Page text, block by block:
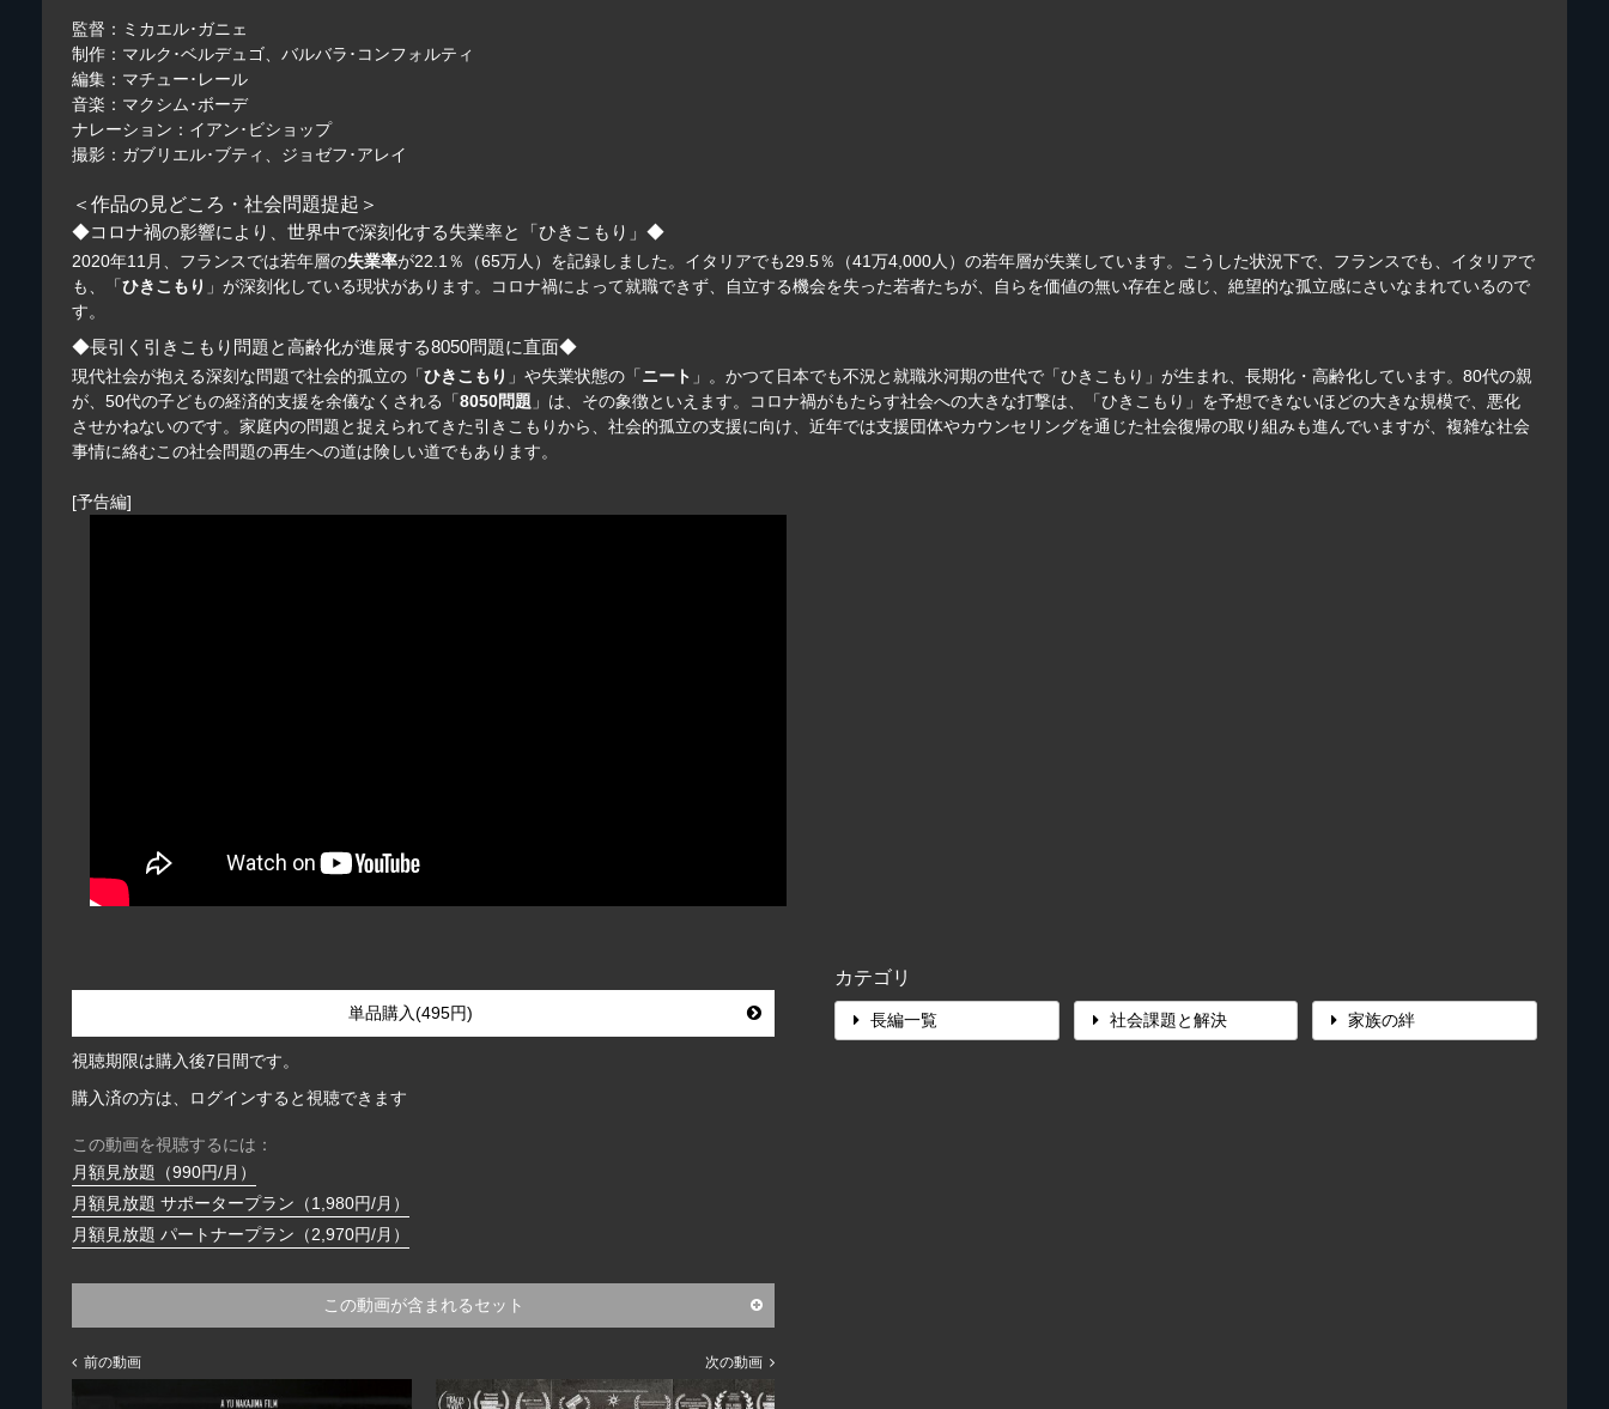
監督：ミカエル･ガニェ
制作：マルク･ベルデュゴ、バルバラ･コンフォルティ
編集：マチュー･レール
音楽：マクシム･ボーデ
ナレーション：イアン･ビショップ
撮影：ガブリエル･ブティ、ジョゼフ･アレイ
＜作品の見どころ・社会問題提起＞
◆コロナ禍の影響により、世界中で深刻化する失業率と「ひきこもり」◆
2020年11月、フランスでは若年層の失業率が22.1％（65万人）を記録しました。イタリアでも29.5％（41万4,000人）の若年層が失業しています。こうした状況下で、フランスでも、イタリアで
も、「ひきこもり 」が深刻化している現状があります。コロナ禍によって就職できず、自立する機会を失った若者たちが、自らを価値の無い存在と感じ、絶望的な孤立感にさいなまれているので
す。
◆長引く引きこもり問題と高齢化が進展する8050問題に直面◆
現代社会が抱える深刻な問題で社会的孤立の「ひきこもり 」や失業状態の「ニート 」。かつて日本でも不況と就職氷河期の世代で「ひきこもり」が生まれ、長期化・高齢化しています。80代の親
が、50代の子どもの経済的支援を余儀なくされる「8050問題 」は、その象徴といえます。コロナ禍がもたらす社会への大きな打撃は、「ひきこもり」を予想できないほどの大きな規模で、悪化
させかねないのです。家庭内の問題と捉えられてきた引きこもりから、社会的孤立の支援に向け、近年では支援団体やカウンセリングを通じた社会復帰の取り組みも進んでいますが、複雑な社会
事情に絡むこの社会問題の再生への道は険しい道でもあります。
[予告編]
単品購入(495円)
視聴期限は購入後7日間です。
購入済の方は、ログインすると視聴できます
この動画を視聴するには：
月額見放題（990円/月）
月額見放題 サポータープラン（1,980円/月）
月額見放題 パートナープラン（2,970円/月）
この動画が含まれるセット
前の動画 次の動画
カテゴリ
長編一覧 社会課題と解決 家族の絆